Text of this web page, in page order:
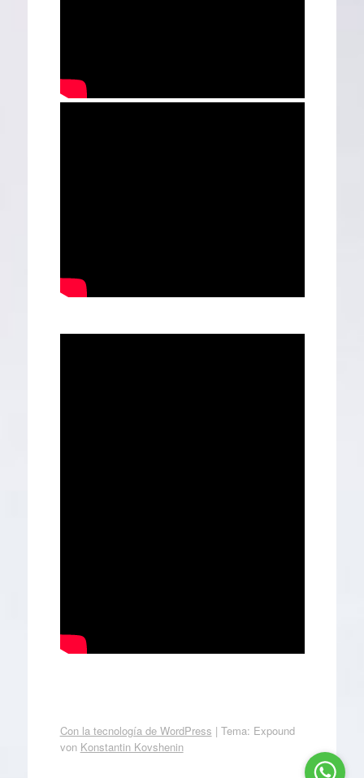
Con la tecnología de WordPress | Tema: Expound
von Konstantin Kovshenin